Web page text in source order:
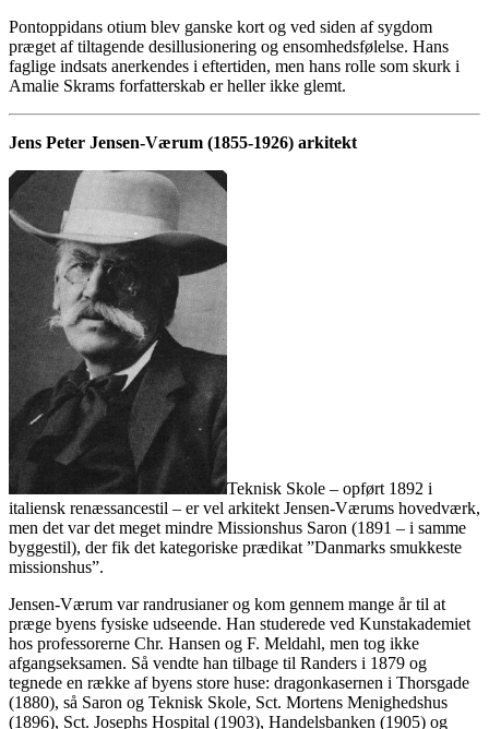
Pontoppidans otium blev ganske kort og ved siden af sygdom
præget af tiltagende desillusionering og ensomhedsfølelse. Hans
faglige indsats anerkendes i eftertiden, men hans rolle som skurk i
Amalie Skrams forfatterskab er heller ikke glemt.
Jens Peter Jensen-Værum (1855-1926) arkitekt
Teknisk Skole – opført 1892 i
italiensk renæssancestil – er vel arkitekt Jensen-Værums hovedværk,
men det var det meget mindre Missionshus Saron (1891 – i samme
byggestil), der fik det kategoriske prædikat ”Danmarks smukkeste
missionshus”.
Jensen-Værum var randrusianer og kom gennem mange år til at
præge byens fysiske udseende. Han studerede ved Kunstakademiet
hos professorerne Chr. Hansen og F. Meldahl, men tog ikke
afgangseksamen. Så vendte han tilbage til Randers i 1879 og
tegnede en række af byens store huse: dragonkasernen i Thorsgade
(1880), så Saron og Teknisk Skole, Sct. Mortens Menighedshus
(1896), Sct. Josephs Hospital (1903), Handelsbanken (1905) og